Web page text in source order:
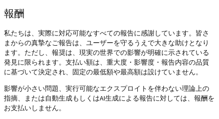
報酬
私たちは、実際に対応可能なすべての報告に感謝しています。皆さ
まからの真摯なご報告は、ユーザーを守るうえで大きな助けとなり
ます。ただし、報奨は、現実の世界での影響が明確に示されている
発見に限られます。支払い額は、重大度・影響度・報告内容の品質
に基づいて決定され、固定の最低額や最高額は設けていません。
影響が小さい問題、実行可能なエクスプロイトを伴わない理論上の
指摘、または自動生成もしくはAI生成による報告に対しては、報酬を
お支払いしません。